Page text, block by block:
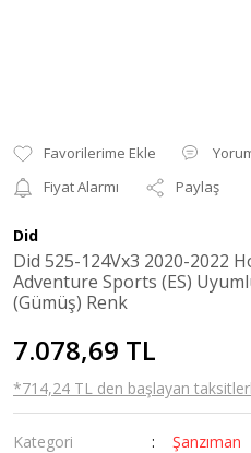
Fiyat Alarmı
Paylaş
Did
Did 525-124Vx3 2020-2022
Adventure Sports (ES)
(Gümüş) Renk
7.078,69 TL
*714,24 TL den başlayan
Kategori
Şanzıman